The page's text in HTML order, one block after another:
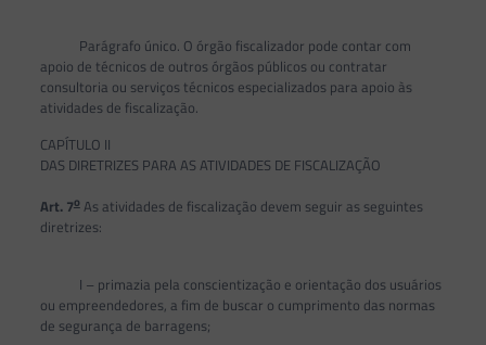
Parágrafo único. O órgão fiscalizador pode contar com
apoio de técnicos de outros órgãos públicos ou contratar
consultoria ou serviços técnicos especializados para apoio às
atividades de fiscalização.
CAPÍTULO II
DAS DIRETRIZES PARA AS ATIVIDADES DE FISCALIZAÇÃO
Art. 7oAs atividades de fiscalização devem seguir as seguintes
diretrizes:
I – primazia pela conscientização e orientação dos usuários
ou empreendedores, a fim de buscar o cumprimento das normas
de segurança de barragens;